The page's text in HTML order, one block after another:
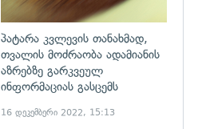
პატარა კვლევის თანახმად,
თვალის მოძრაობა ადამიანის
აზრებზე გარკვეულ
ინფორმაციას გასცემს
16 დეკემბერი 2022, 15:13